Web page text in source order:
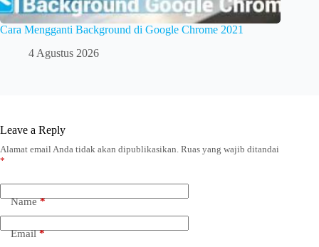
Cara Mengganti Background di Google Chrome 2021
4 Agustus 2026
Leave a Reply
Alamat email Anda tidak akan dipublikasikan. Ruas yang wajib ditandai
*
Name*
Email*